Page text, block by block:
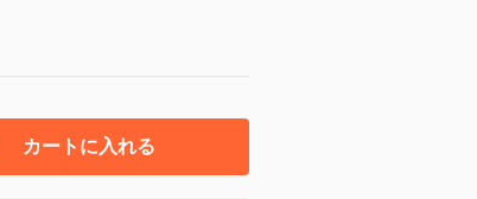
カートに入れる